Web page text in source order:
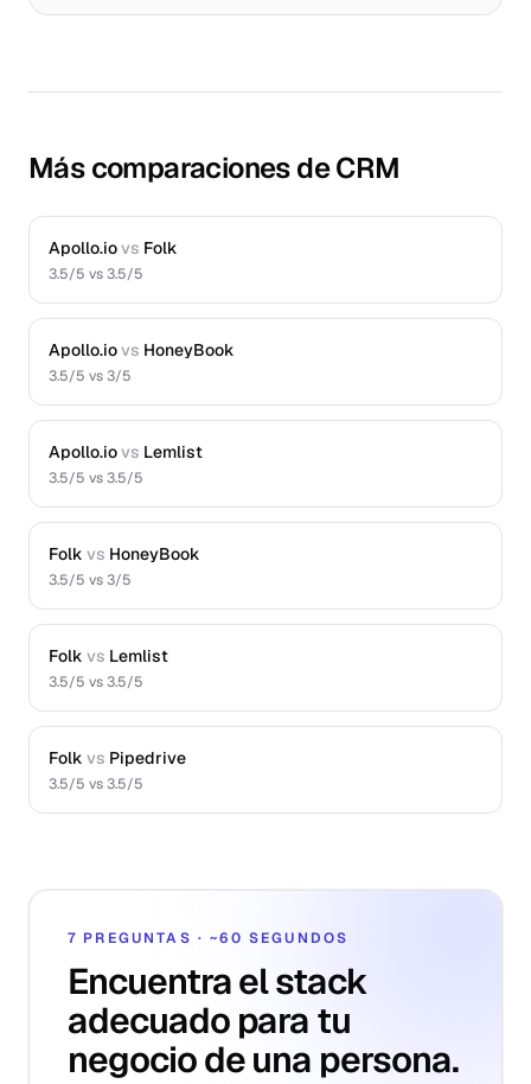
Más comparaciones de CRM
Apollo.iovs Folk
3.5/5 vs3.5/5
Apollo.iovs HoneyBook
3.5/5 vs3/5
Apollo.iovs Lemlist
3.5/5 vs3.5/5
Folk vs HoneyBook
3.5/5 vs3/5
Folk vs Lemlist
3.5/5 vs3.5/5
Folk vs Pipedrive
3.5/5 vs3.5/5
7 PREGUNTAS · ~60 SEGUNDOS
Encuentra el stack
adecuado para tu
negocio de una persona.